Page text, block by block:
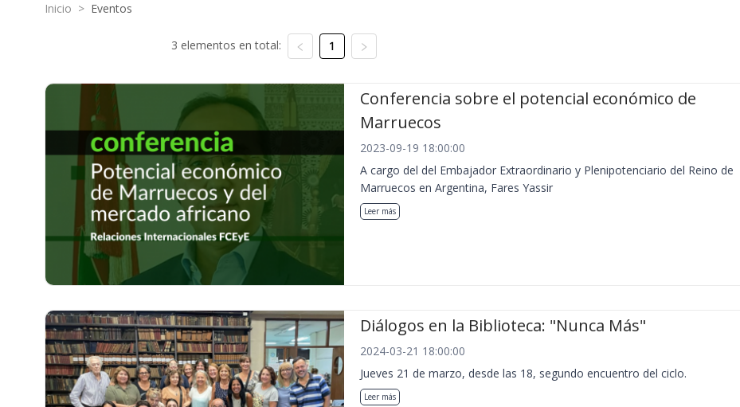
Inicio > Eventos
3 elementos en total: 1
Conferencia sobre el potencial económico de
Marruecos
2023-09-19 18:00:00
A cargo del del Embajador Extraordinario y Plenipotenciario del Reino de
Marruecos en Argentina, Fares Yassir
Leer más
Diálogos en la Biblioteca: "Nunca Más"
2024-03-21 18:00:00
Jueves 21 de marzo, desde las 18, segundo encuentro del ciclo.
Leer más